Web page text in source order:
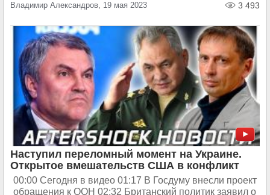
Владимир Александров, 19 мая 2023 3 493
Наступил переломный момент на Украине.
Открытое вмешательств США в конфликт
00:00 Сегодня в видео 01:17 В Госдуму внесли проект
обращения к ООН 02:32 Британский политик заявил о